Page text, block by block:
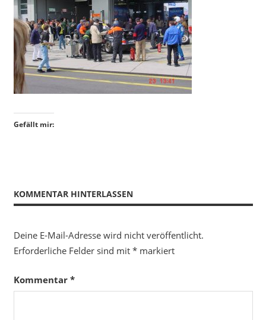
Gefällt mir:
KOMMENTAR HINTERLASSEN
Deine E-Mail-Adresse wird nicht veröffentlicht.
Erforderliche Felder sind mit *markiert
Kommentar *